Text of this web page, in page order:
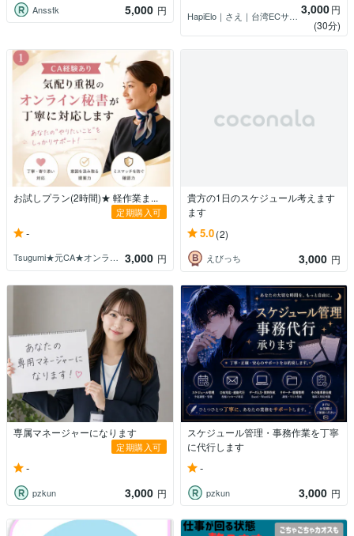
Ansstk 5,000 円 HapiElo｜さえ｜台湾ECサポート 3,000円
(30分)
お試しプラン(2時間)★ 軽作業ま...
定期購入可
-
Tsugumi★元CA★オンライン秘書 3,000 円
貴方の1日のスケジュール考えます
ます
5.0(2)
えびっち 3,000 円
専属マネージャーになります
定期購入可
-
pzkun 3,000 円
スケジュール管理・事務作業を丁寧
に代行します
-
pzkun 3,000 円